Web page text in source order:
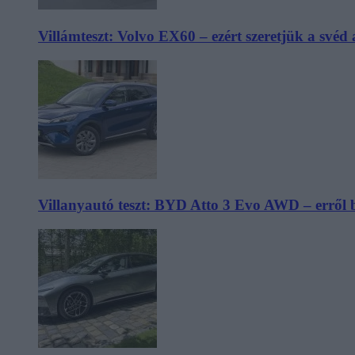
Villámteszt: Volvo EX60 – ezért szeretjük a svéd
Villanyautó teszt: BYD Atto 3 Evo AWD – erről